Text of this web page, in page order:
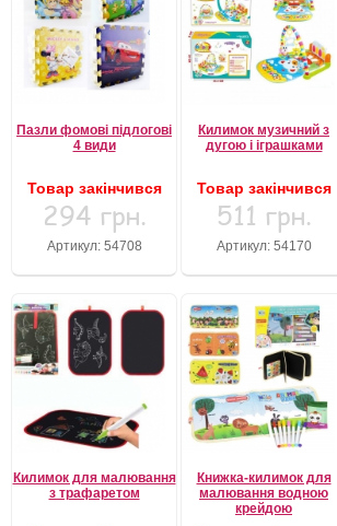
Пазли фомові підлогові
4 види
Товар закінчився
294 грн.
Артикул: 54708
Килимок музичний з
дугою і іграшками
Товар закінчився
511 грн.
Артикул: 54170
Килимок для малювання
з трафаретом
Книжка-килимок для
малювання водною
крейдою